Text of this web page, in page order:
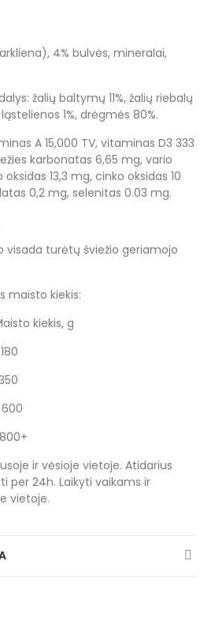
4% bulvės, mineralai,
žalių baltymų 11%, žalių riebalų
1%, drėgmės 80%.
A 15,000 TV, vitaminas D3 333
karbonatas 6,65 mg, vario
13,3 mg, cinko oksidas 10
0,2 mg, selenitas 0.03 mg.
visada turėtų šviežio geriamojo
maisto kiekis:
kiekis, g
180
600
800+
ir vėsioje vietoje. Atidarius
per 24h. Laikyti vaikams ir
vietoje.